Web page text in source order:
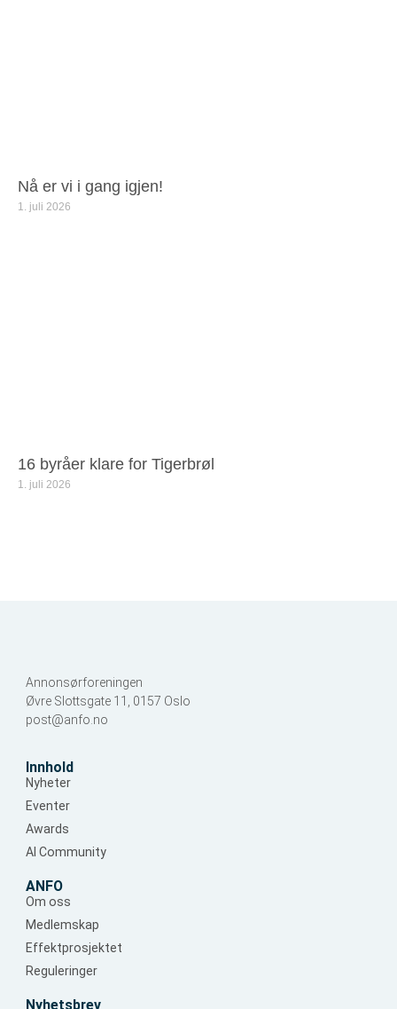
Nå er vi i gang igjen!
1. juli 2026
16 byråer klare for Tigerbrøl
1. juli 2026
Annonsørforeningen
Øvre Slottsgate 11, 0157 Oslo
post@anfo.no
Innhold
Nyheter
Eventer
Awards
AI Community
ANFO
Om oss
Medlemskap
Effektprosjektet
Reguleringer
Nyhetsbrev